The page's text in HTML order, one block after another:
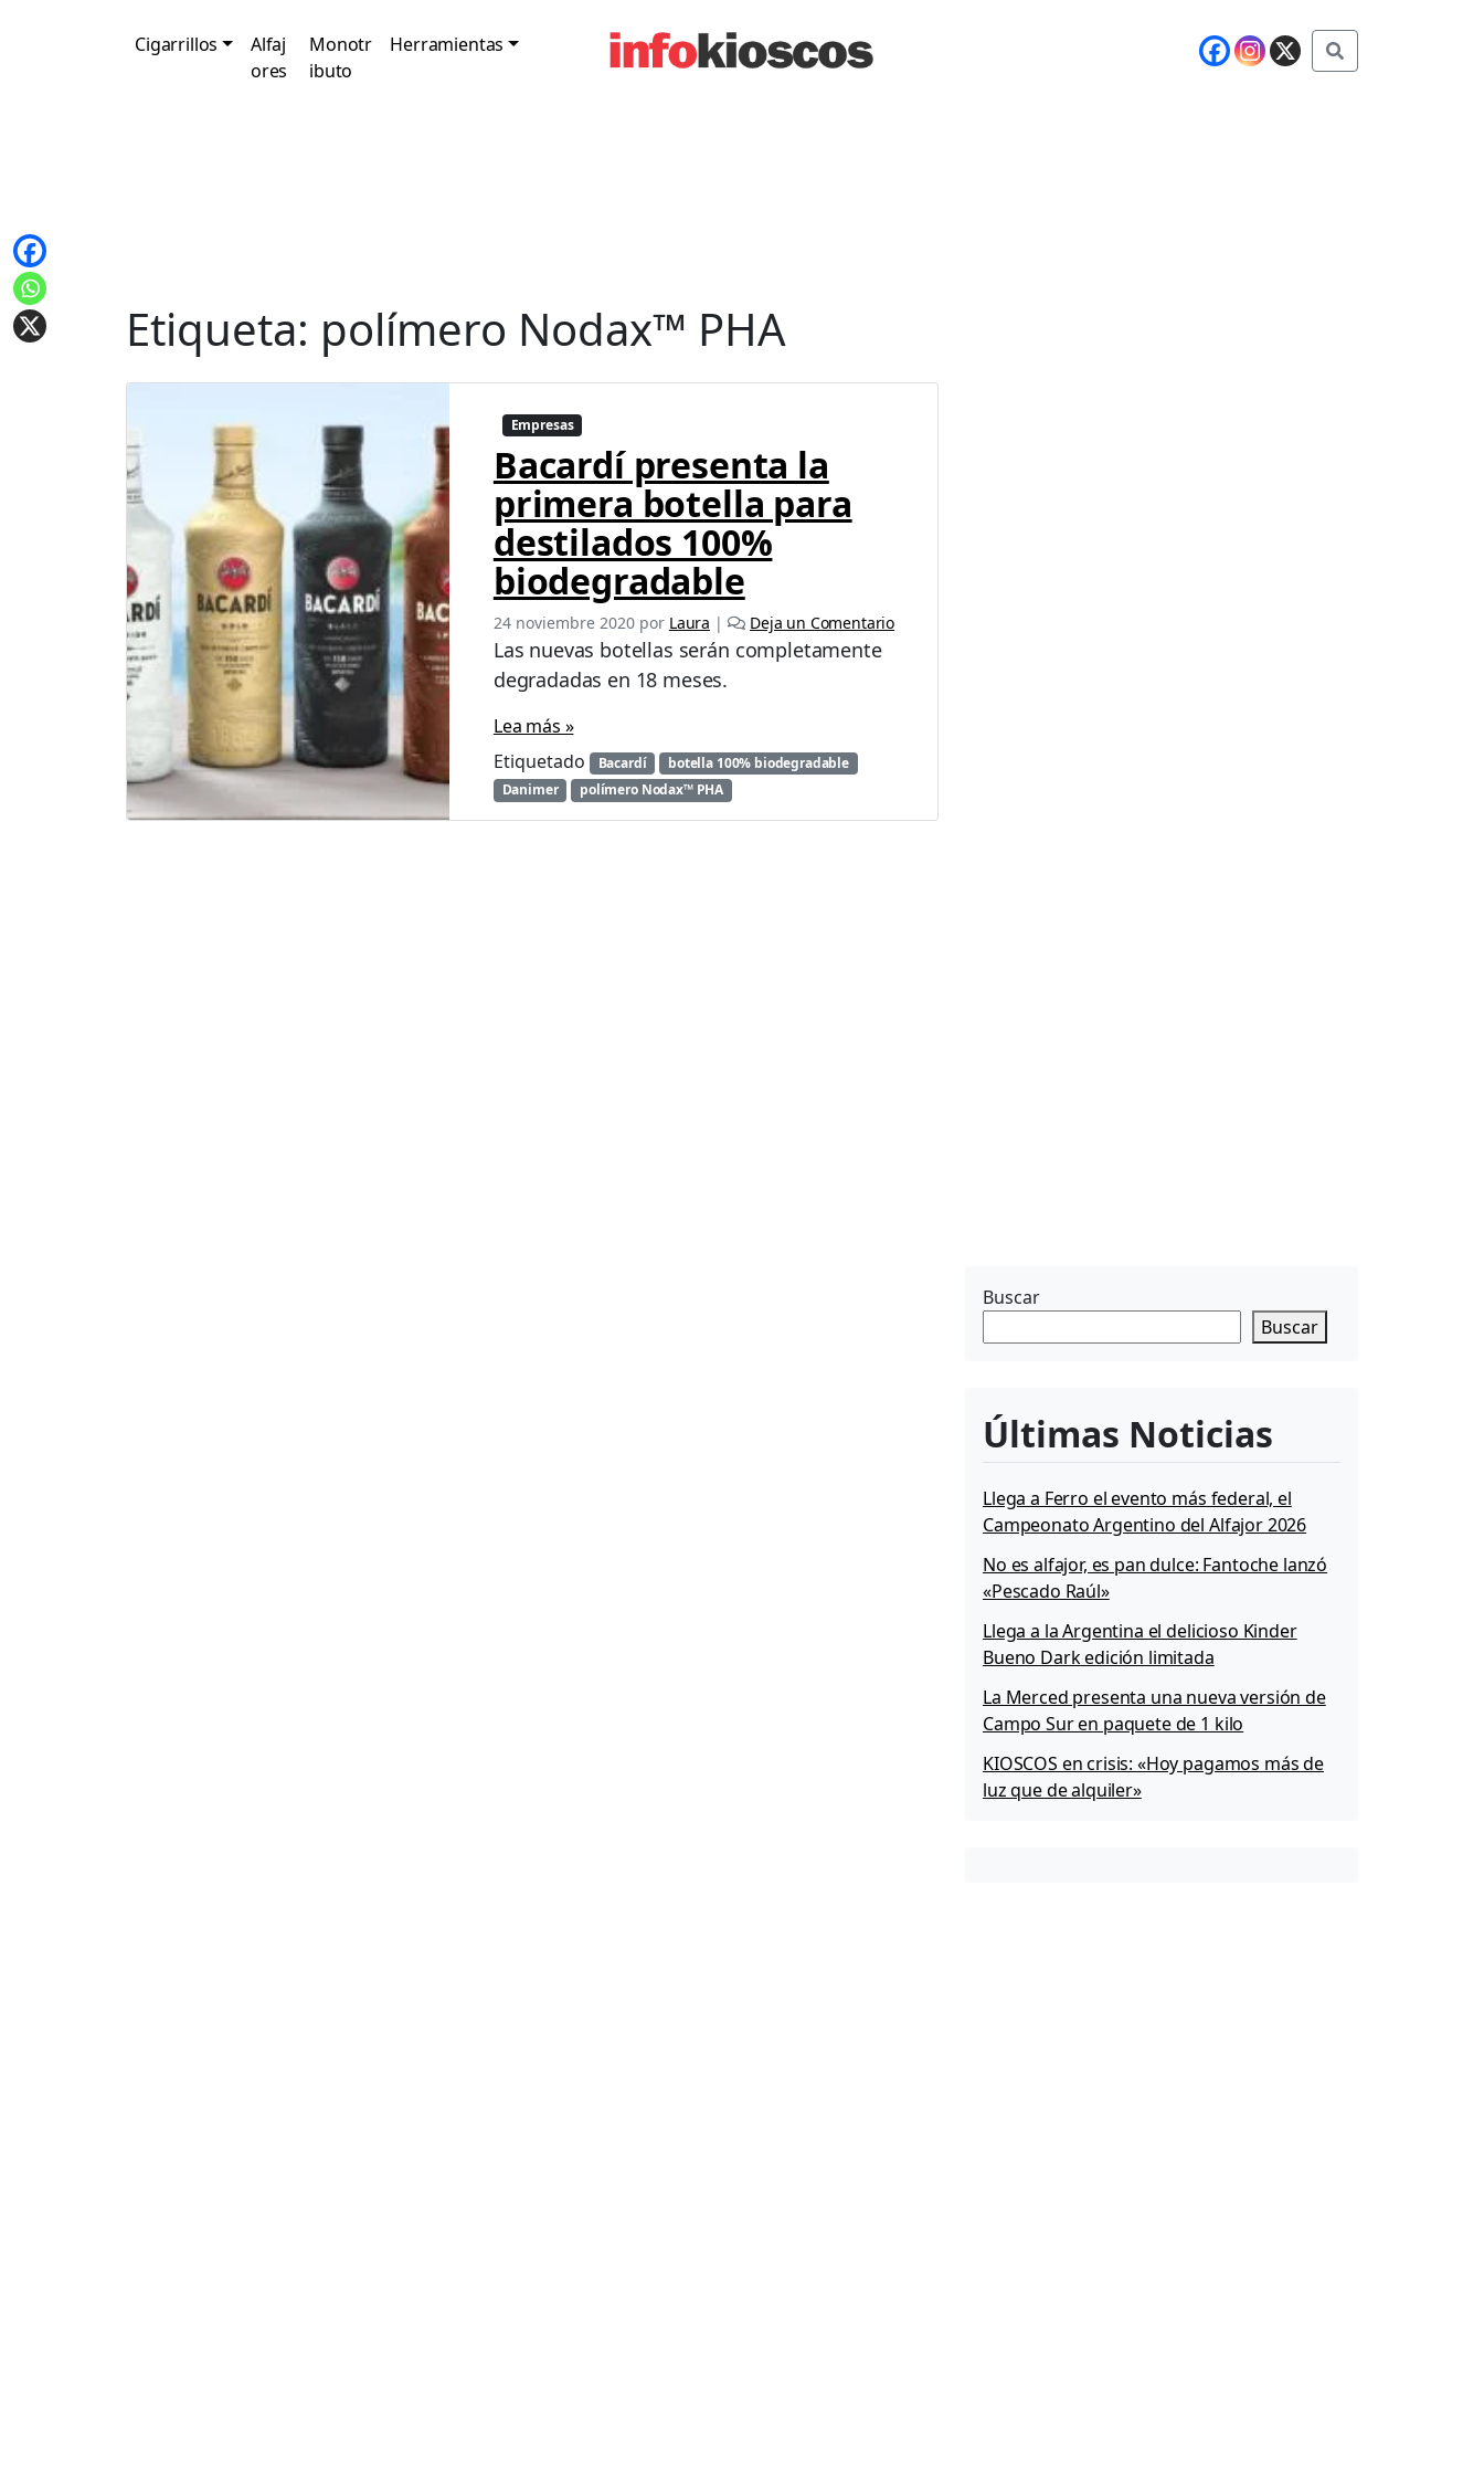
Cigarrillos
Alfaj
ores
Monotr
ibuto
Herramientas
Etiqueta: polímero Nodax™ PHA
Empresas
Bacardí presenta la
primera botella para
destilados 100%
biodegradable
24 noviembre 2020por Laura | Deja un Comentario
Las nuevas botellas serán completamente
degradadas en 18 meses.
Lea más »
Etiquetado
Bacardí
botella 100% biodegradable
Danimer
polímero Nodax™ PHA
Buscar
Buscar
Últimas Noticias
Llega a Ferro el evento más federal, el
Campeonato Argentino del Alfajor 2026
No es alfajor, es pan dulce: Fantoche lanzó
«Pescado Raúl»
Llega a la Argentina el delicioso Kinder
Bueno Dark edición limitada
La Merced presenta una nueva versión de
Campo Sur en paquete de 1 kilo
KIOSCOS en crisis: «Hoy pagamos más de
luz que de alquiler»